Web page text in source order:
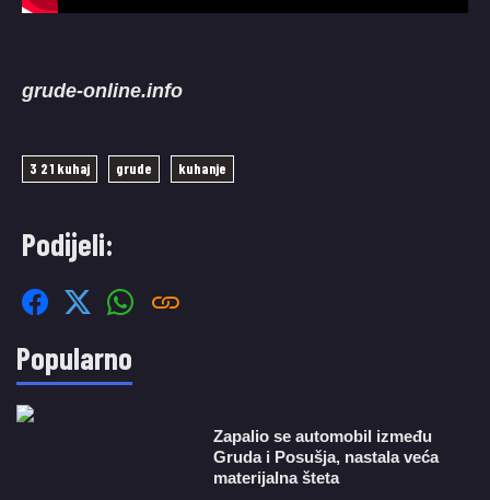
grude-online.info
3 2 1 kuhaj grude kuhanje
Podijeli:
Popularno
Zapalio se automobil između
Gruda i Posušja, nastala veća
materijalna šteta